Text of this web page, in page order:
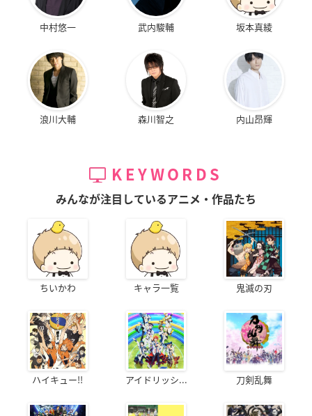
中村悠一 武内駿輔 坂本真綾
浪川大輔 森川智之 内山昂輝
KEYWORDS
みんなが注目しているアニメ・作品たち
ちいかわ キャラ一覧 鬼滅の刃
ハイキュー!! アイドリッシ... 刀剣乱舞